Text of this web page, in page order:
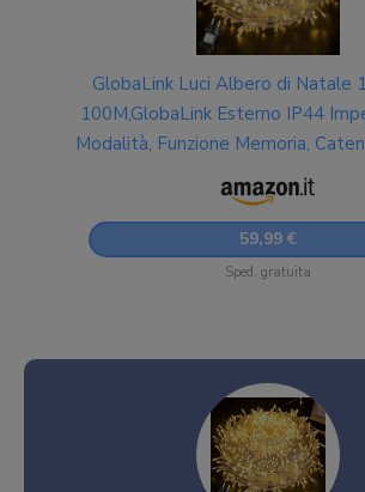
GlobaLink Luci Albero di Natale
100M,GlobaLink Esterno IP44
Modalità, Funzione Memoria,
Decorazione Natalizia Casa
Feste
59,99 €
Sped. gratuita